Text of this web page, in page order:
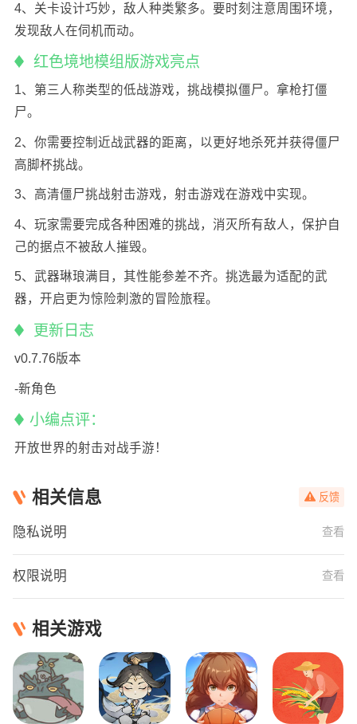
4、关卡设计巧妙，敌人种类繁多。要时刻注意周围环境，
发现敌人在伺机而动。
红色境地模组版游戏亮点
1、第三人称类型的低战游戏，挑战模拟僵尸。拿枪打僵
尸。
2、你需要控制近战武器的距离，以更好地杀死并获得僵尸
高脚杯挑战。
3、高清僵尸挑战射击游戏，射击游戏在游戏中实现。
4、玩家需要完成各种困难的挑战，消灭所有敌人，保护自
己的据点不被敌人摧毁。
5、武器琳琅满目，其性能参差不齐。挑选最为适配的武
器，开启更为惊险刺激的冒险旅程。
更新日志
v0.7.76版本
-新角色
小编点评：
开放世界的射击对战手游！
相关信息 反馈
隐私说明 查看
权限说明 查看
相关游戏